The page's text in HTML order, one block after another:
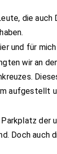
die
und für
wir an
aufgestellt
der
Doch auch